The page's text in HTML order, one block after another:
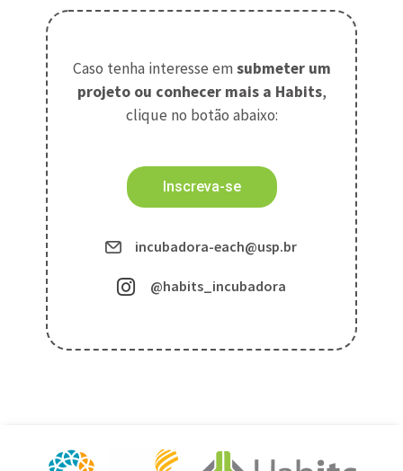
Caso tenha interesse emsubmeter um
projeto ou conhecer mais a Habits,
clique no botão abaixo:
Inscreva-se
incubadora-each@usp.br
@habits_incubadora